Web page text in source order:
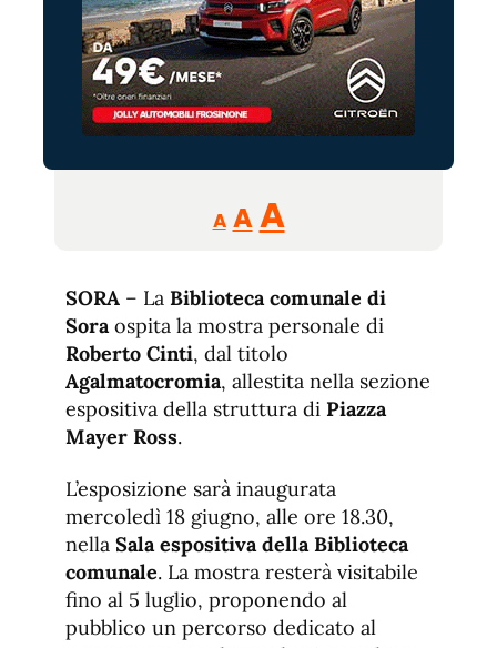
A
Reducir
tamaño
A Restablecer
tamaño
fuente
AAumentar
de
fuente.
SORA – La Biblioteca comunale di
Sora ospita la mostra personale di
Roberto Cinti, dal titolo
Agalmatocromia, allestita nella sezione
espositiva della struttura di Piazza
Mayer Ross.
L’esposizione sarà inaugurata
mercoledì 18 giugno, alle ore 18.30,
nella Sala espositiva della Biblioteca
comunale. La mostra resterà visitabile
fino al 5 luglio, proponendo al
pubblico un percorso dedicato al